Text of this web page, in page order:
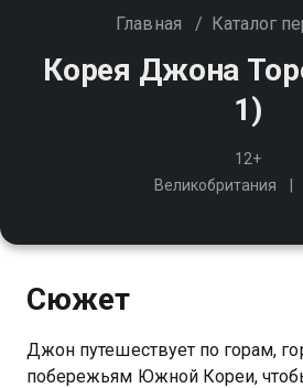
Главная / Каталог
Корея Джона
1)
12+
Великобритания
Сюжет
Джон путешествует по горам,
побережьям Южной Кореи,